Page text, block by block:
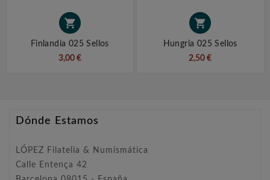

Finlandia 025 Sellos
3,00 €

Hungria 025 Sellos
2,50 €
Dónde Estamos
LÓPEZ Filatelia & Numismática
Calle Entença 42